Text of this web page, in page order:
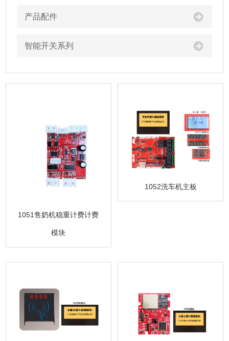
产品配件
智能开关系列
1051售奶机稳重计费计费
模块
1052洗车机主板